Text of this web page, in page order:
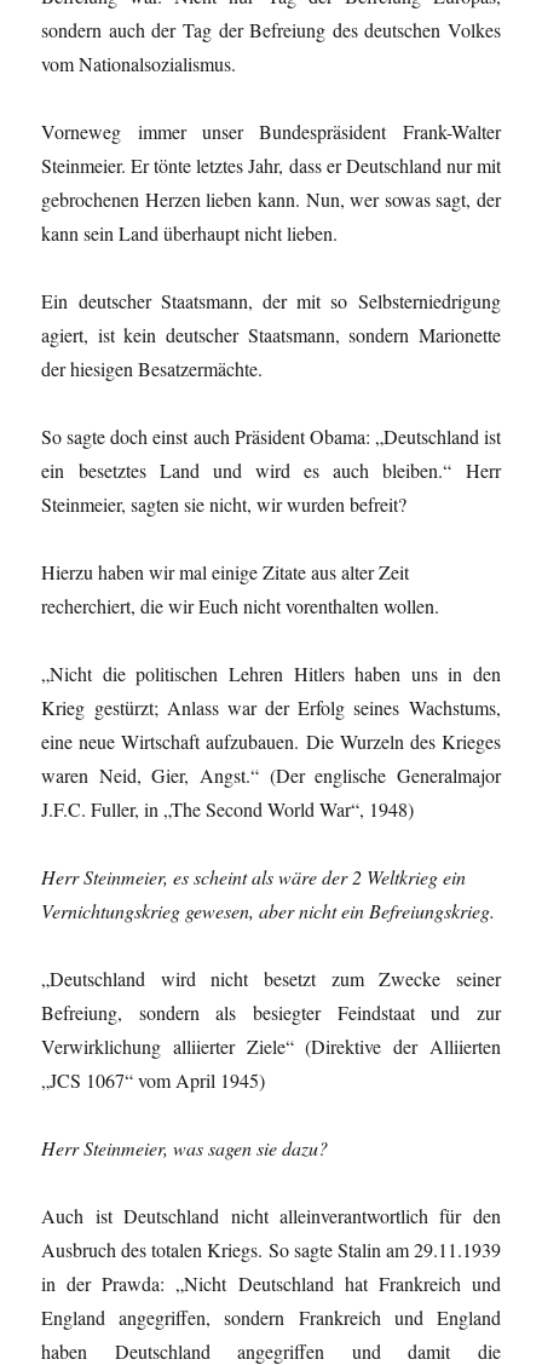
sondern auch der Tag der Befreiung des deutschen Volkes
vom Nationalsozialismus.
Vorneweg immer unser Bundespräsident Frank-Walter
Steinmeier. Er tönte letztes Jahr, dass er Deutschland nur mit
gebrochenen Herzen lieben kann. Nun, wer sowas sagt, der
kann sein Land überhaupt nicht lieben.
Ein deutscher Staatsmann, der mit so Selbsterniedrigung
agiert, ist kein deutscher Staatsmann, sondern Marionette
der hiesigen Besatzermächte.
So sagte doch einst auch Präsident Obama: „Deutschland ist
ein besetztes Land und wird es auch bleiben.“ Herr
Steinmeier, sagten sie nicht, wir wurden befreit?
Hierzu haben wir mal einige Zitate aus alter Zeit
recherchiert, die wir Euch nicht vorenthalten wollen.
„Nicht die politischen Lehren Hitlers haben uns in den
Krieg gestürzt; Anlass war der Erfolg seines Wachstums,
eine neue Wirtschaft aufzubauen. Die Wurzeln des Krieges
waren Neid, Gier, Angst.“ (Der englische Generalmajor
J.F.C. Fuller, in „The Second World War“, 1948)
Herr Steinmeier, es scheint als wäre der 2 Weltkrieg ein
Vernichtungskrieg gewesen, aber nicht ein Befreiungskrieg.
„Deutschland wird nicht besetzt zum Zwecke seiner
Befreiung, sondern als besiegter Feindstaat und zur
Verwirklichung alliierter Ziele“ (Direktive der Alliierten
„JCS 1067“ vom April 1945)
Herr Steinmeier, was sagen sie dazu?
Auch ist Deutschland nicht alleinverantwortlich für den
Ausbruch des totalen Kriegs. So sagte Stalin am 29.11.1939
in der Prawda: „Nicht Deutschland hat Frankreich und
England angegriffen, sondern Frankreich und England
haben Deutschland angegriffen und damit die